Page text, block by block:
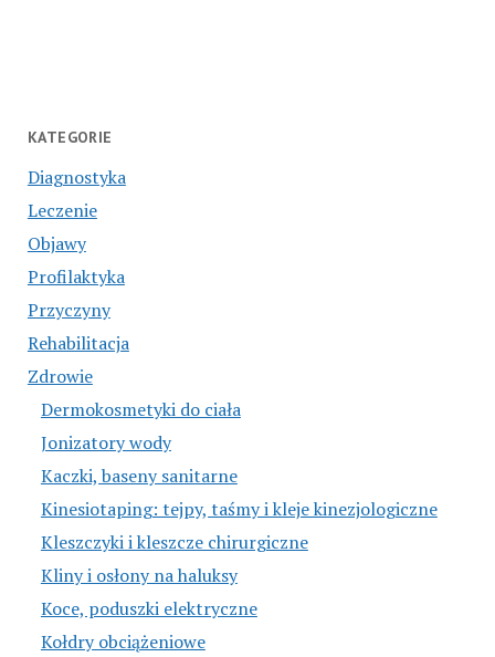
KATEGORIE
Diagnostyka
Leczenie
Objawy
Profilaktyka
Przyczyny
Rehabilitacja
Zdrowie
Dermokosmetyki do ciała
Jonizatory wody
Kaczki, baseny sanitarne
Kinesiotaping: tejpy, taśmy i kleje kinezjologiczne
Kleszczyki i kleszcze chirurgiczne
Kliny i osłony na haluksy
Koce, poduszki elektryczne
Kołdry obciążeniowe